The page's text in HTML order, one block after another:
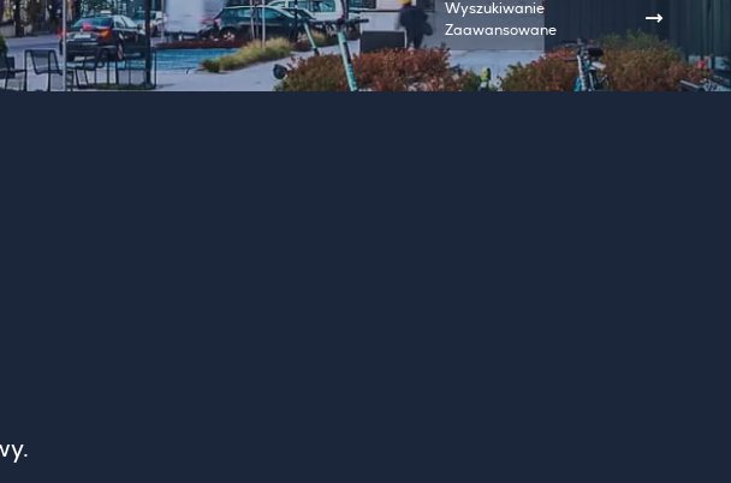
Wyszukiwanie
Zaawansowane